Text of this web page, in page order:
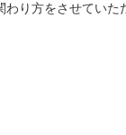
り方をさせていた